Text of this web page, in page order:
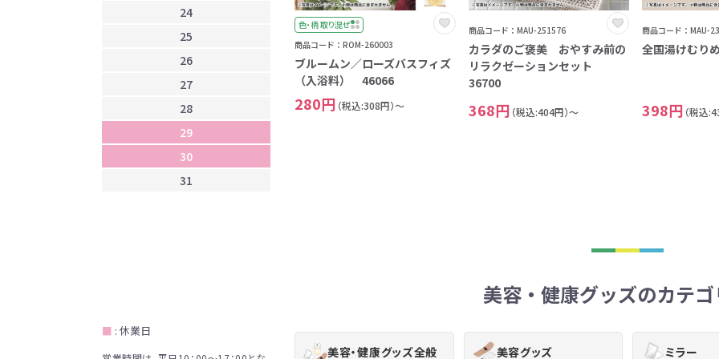
24
25
26
27
28
29
30
31
28
29
30
■ : 休業日
色・柄 取り混ぜ
商品コード：ROM-260003
ブルームン／ローズバスフィズ
（入浴料） 46066
280円 （税込:308円）～
商品コード：MAU-251576
カラダのご褒美 おやすみ前の
リラクゼーションセット
36700
368円 （税込:404円）～
商品コード：MAU-
全国湯けむり
398円 （税込
美容・健康グッズのカテ
美容・健康グッズ全般 美容グッズ ミラー